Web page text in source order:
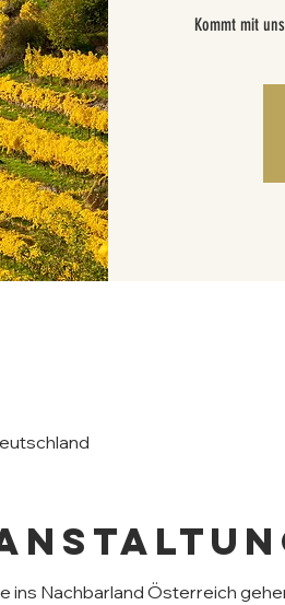
Kommt mit
Nachbarland Österreich